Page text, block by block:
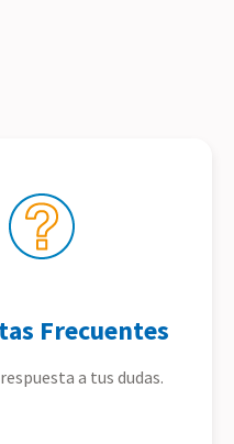
Frecuentes
a tus dudas.